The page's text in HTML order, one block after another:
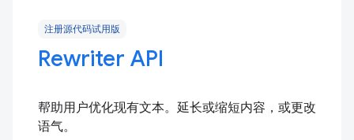
注册源代码试用版
Rewriter API
帮助用户优化现有文本。延长或缩短内容，或更改
语气。